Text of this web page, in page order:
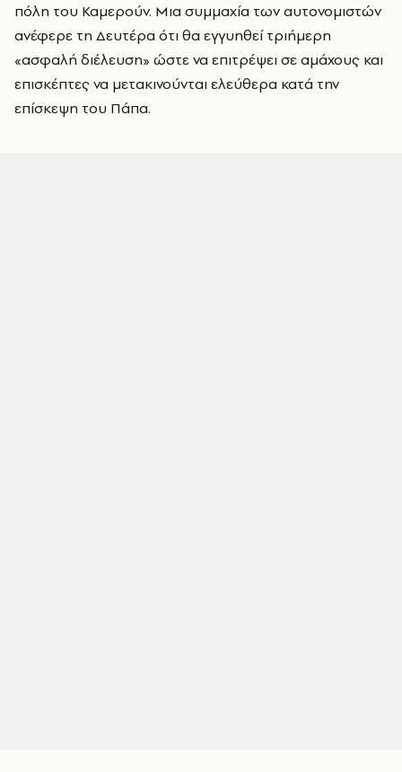
πόλη του Καμερούν. Μια συμμαχία των αυτονομιστών
ανέφερε τη Δευτέρα ότι θα εγγυηθεί τριήμερη
«ασφαλή διέλευση» ώστε να επιτρέψει σε αμάχους και
επισκέπτες να μετακινούνται ελεύθερα κατά την
επίσκεψη του Πάπα.